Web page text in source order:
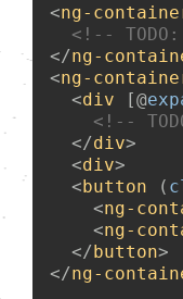
<ng-
<!-- TODO:
</ng-
<ng-
<div [@
<!--
</div>
<div>
<button (
<ng-
<ng-
</button>
</ng-